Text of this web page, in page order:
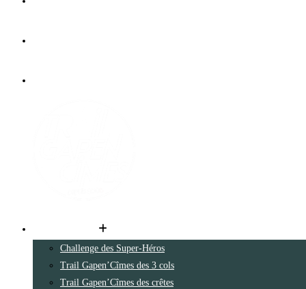
Challenge des Super-Héros
Trail Gapen’Cîmes des 3 cols
Trail Gapen’Cîmes des crêtes